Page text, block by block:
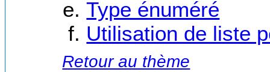
Type énuméré
Utilisation de liste
Retour au thème